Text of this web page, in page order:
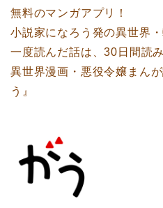
無料のマンガアプリ！
小説家になろう発の異世界
一度読んだ話は、30日間読
異世界漫画・悪役令嬢まん
う』